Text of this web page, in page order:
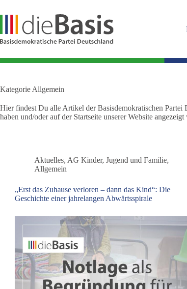
springen
Kategorie Allgemein
Hier findest Du alle Artikel der Basisdemokratischen
haben und/oder auf der Startseite unserer Website
Aktuelles, AG Kinder, Jugend und Familie,
Allgemein
„Erst das Zuhause verloren – dann das Kind“: Die
Geschichte einer jahrelangen Abwärtsspirale